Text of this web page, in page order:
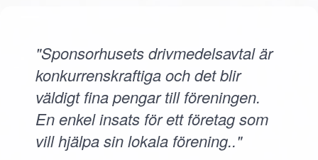
"Sponsorhusets drivmedelsavtal är
konkurrenskraftiga och det blir
väldigt fina pengar till föreningen.
En enkel insats för ett företag som
vill hjälpa sin lokala förening.."